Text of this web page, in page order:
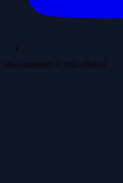
Med ensamrätt | © 2026 eMabler